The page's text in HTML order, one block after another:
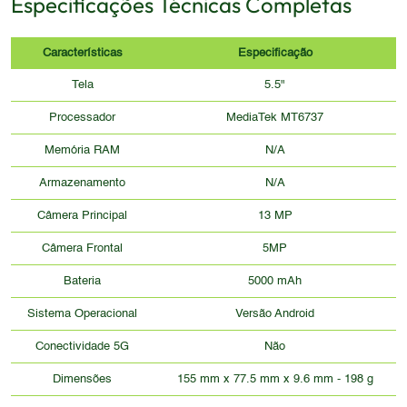
Características Especificação
Tela 5.5"
Processador MediaTek MT6737
Memória RAM N/A
Armazenamento N/A
Câmera Principal 13 MP
Câmera Frontal 5MP
Bateria 5000 mAh
Sistema Operacional Versão Android
Conectividade 5G Não
Dimensões 155 mm x 77.5 mm x 9.6 mm - 198 g